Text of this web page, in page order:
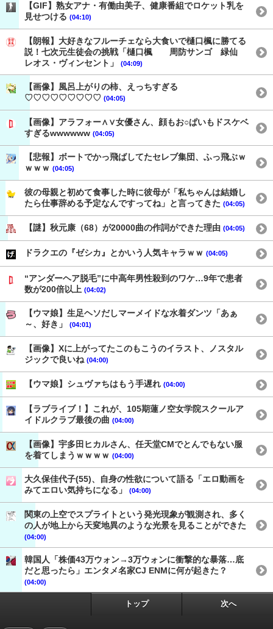
【GIF】熟女アナ・有働由美子、健康番組でロケット乳を
見せつける (04:10)
【朗報】大好きなフルーチェなら大食いで樋口楓に勝てる
説！七次元生徒会の挑戦「樋口楓 周防サンゴ 緑仙
レオス・ヴィンセント」
(04:09)
【画像】風呂上がりの柿、えっちすぎる
♡♡♡♡♡♡♡♡♡ (04:05)
【画像】アラフォー∧∨女優さん、顔もお○ぱいもドスケベ
すぎるwwwwww (04:05)
【悲報】ボートでかっ飛ばしてたセレブ集団、ふっ飛ぶｗ
ｗｗｗ (04:05)
彼の母親と初めて食事した時に彼母が「私ちゃんは結婚し
たら仕事辞める予定なんですってね」と言ってきた (04:05)
【謎】秋元康（68）が20000曲の作詞ができた理由 (04:05)
ドラクエの『ゼシカ』とかいう人気キャラｗｗ (04:05)
“アンダーヘア脱毛”に中高年男性殺到のワケ…9年で患者
数が200倍以上 (04:02)
【ウマ娘】生足ヘソだしマーメイドな水着ダンツ「あぁ
～、好き」
(04:01)
【画像】Xに上がってたこのもこうのイラスト、ノスタル
ジックで良いね (04:00)
【ウマ娘】シュヴァちはもう手遅れ (04:00)
【ラブライブ！】これが、105期蓮ノ空女学院スクールア
イドルクラブ最後の曲 (04:00)
【画像】宇多田ヒカルさん、任天堂CMでとんでもない服
を着てしまうｗｗｗｗ (04:00)
大久保佳代子(55)、自身の性欲について語る「エロ動画を
みてエロい気持ちになる」
(04:00)
関東の上空でスプライトという発光現象が観測され、多く
の人が地上から天変地異のような光景を見ることができた
(04:00)
韓国人「株価43万ウォン→3万ウォンに衝撃的な暴落…底
だと思ったら」エンタメ名家CJ ENMに何が起きた？
(04:00)
トップ 次へ